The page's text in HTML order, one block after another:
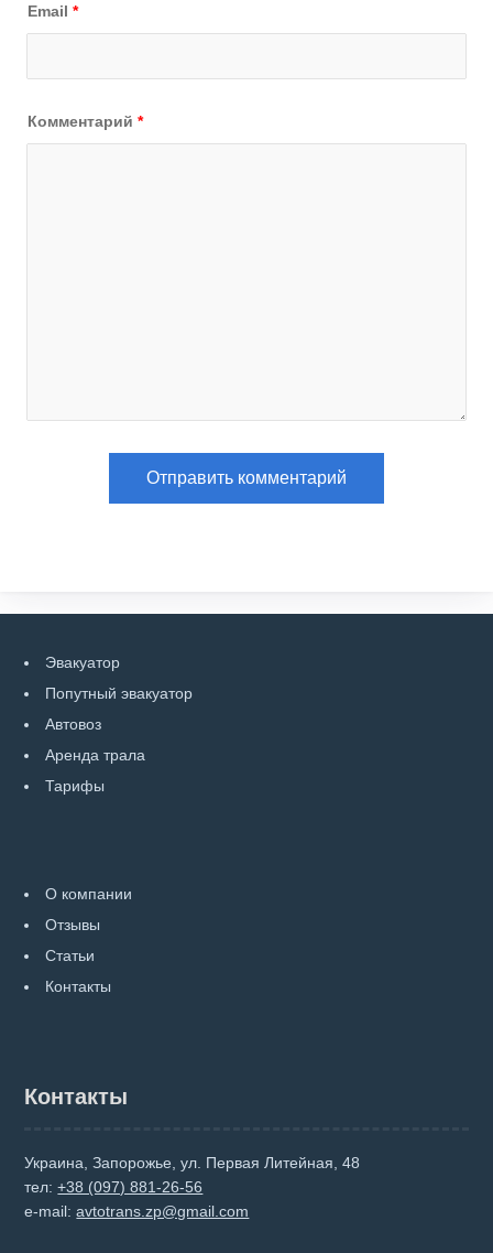
Email *
Комментарий *
Эвакуатор
Попутный эвакуатор
Автовоз
Аренда трала
Тарифы
О компании
Отзывы
Статьи
Контакты
Контакты
Украина, Запорожье, ул. Первая Литейная, 48
тел:+38 (097) 881-26-56
e-mail:avtotrans.zp@gmail.com